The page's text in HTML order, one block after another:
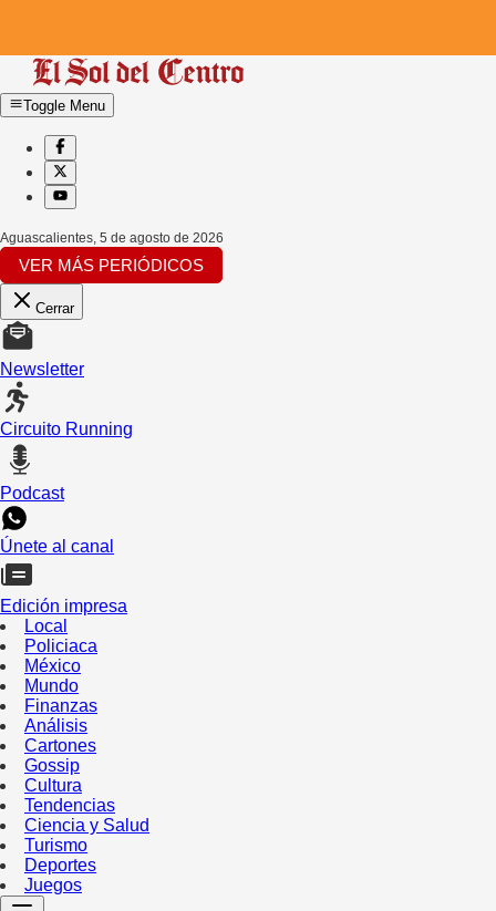
Toggle Menu
Aguascalientes, 5 de agosto de 2026
VER MÁS PERIÓDICOS
Cerrar
Newsletter
Circuito Running
Podcast
Únete al canal
Edición impresa
Local
Policiaca
México
Mundo
Finanzas
Análisis
Cartones
Gossip
Cultura
Tendencias
Ciencia y Salud
Turismo
Deportes
Juegos